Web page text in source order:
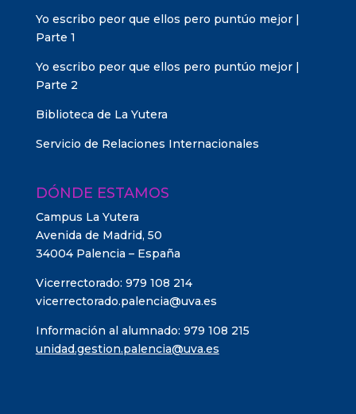
Yo escribo peor que ellos pero puntúo mejor |
Parte 1
Yo escribo peor que ellos pero puntúo mejor |
Parte 2
Biblioteca de La Yutera
Servicio de Relaciones Internacionales
DÓNDE ESTAMOS
Campus La Yutera
Avenida de Madrid, 50
34004 Palencia – España
Vicerrectorado: 979 108 214
vicerrectorado.palencia@uva.es
Información al alumnado: 979 108 215
unidad.gestion.palencia@uva.es